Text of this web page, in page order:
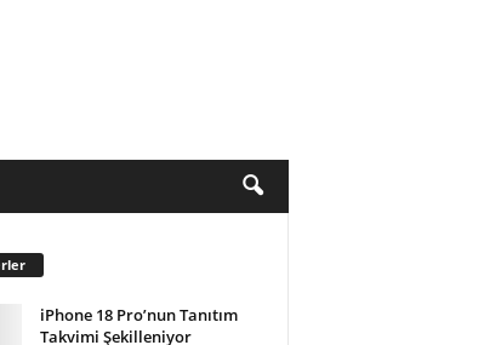
iPhone 18 Pro’nun Tanıtım
Takvimi Şekilleniyor